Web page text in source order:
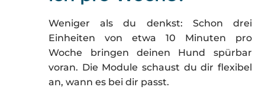
Einheiten von etwa 10 Minuten pro
Woche bringen deinen Hund spürbar
voran. Die Module schaust du dir flexibel
an, wann es bei dir passt.
Wie lange habe ich